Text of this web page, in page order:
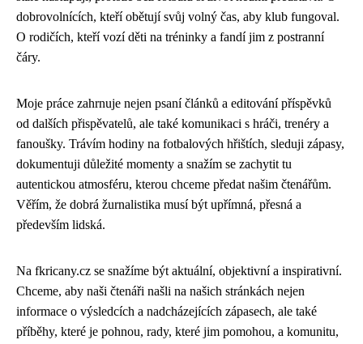
dobrovolnících, kteří obětují svůj volný čas, aby klub fungoval.
O rodičích, kteří vozí děti na tréninky a fandí jim z postranní
čáry.
Moje práce zahrnuje nejen psaní článků a editování příspěvků
od dalších přispěvatelů, ale také komunikaci s hráči, trenéry a
fanoušky. Trávím hodiny na fotbalových hřištích, sleduji zápasy,
dokumentuji důležité momenty a snažím se zachytit tu
autentickou atmosféru, kterou chceme předat našim čtenářům.
Věřím, že dobrá žurnalistika musí být upřímná, přesná a
především lidská.
Na fkricany.cz se snažíme být aktuální, objektivní a inspirativní.
Chceme, aby naši čtenáři našli na našich stránkách nejen
informace o výsledcích a nadcházejících zápasech, ale také
příběhy, které je pohnou, rady, které jim pomohou, a komunitu,